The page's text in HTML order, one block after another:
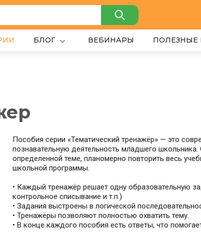
БЛОГ ВЕБИНАРЫ ПОЛЕЗНЫЕ
Пособия серии «Тематический тренажёр» — это
познавательную деятельность младшего
определенной теме, планомерно повторить весь
школьной программы.
• Каждый тренажёр решает одну образовательную
контрольное списывание и т.п.)
• Задания выстроены в логической
• Тренажёры позволяют полностью охватить тему.
• В конце каждого пособия есть ответы, что